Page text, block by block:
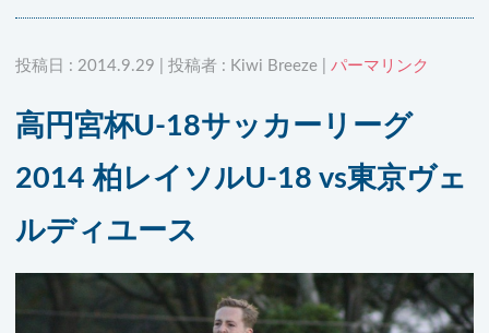
投稿日 : 2014.9.29 | 投稿者 : Kiwi Breeze | パーマリンク
高円宮杯U-18サッカーリーグ
2014 柏レイソルU-18 vs東京ヴェ
ルディユース